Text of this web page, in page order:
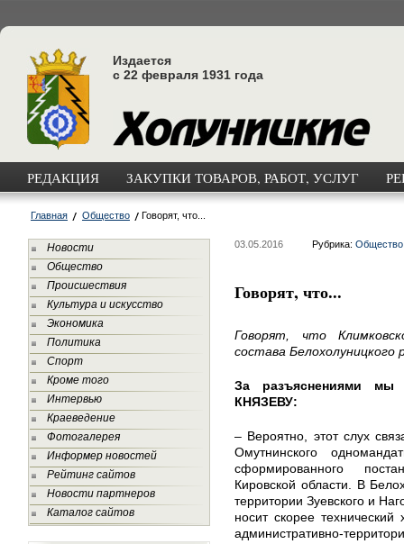
Издается
с 22 февраля 1931 года
РЕДАКЦИЯ ЗАКУПКИ ТОВАРОВ, РАБОТ, УСЛУГ
Главная Общество Говорят, что...
Новости
Общество
Происшествия
Культура и искусство
Экономика
Политика
Спорт
Кроме того
Интервью
Краеведение
Фотогалерея
Информер новостей
Рейтинг сайтов
Новости партнеров
Каталог сайтов
03.05.2016 Рубрика: Общество
Говорят, что...
Говорят, что
состава Белохолуницкого
За разъяснениями
КНЯЗЕВУ:
– Вероятно, этот слух
Омутнинского
сформированного
Кировской области. В
территории Зуевского и
носит скорее
административно-